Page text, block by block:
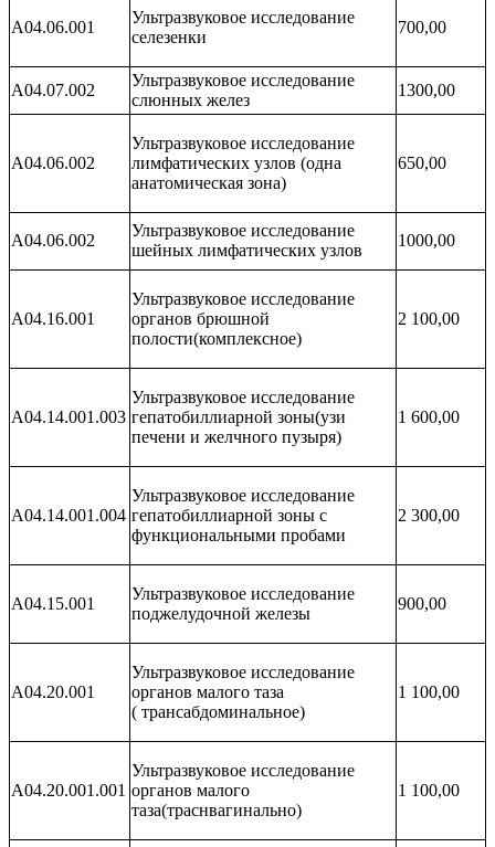
A04.06.001
Ультразвуковое исследование
селезенки
700,00
А04.07.002
Ультразвуковое исследование
слюнных желез
1300,00
A04.06.002
Ультразвуковое исследование
лимфатических узлов (одна
анатомическая зона)
650,00
А04.06.002
Ультразвуковое исследование
шейных лимфатических узлов
1000,00
А04.16.001
Ультразвуковое исследование
органов брюшной
полости(комплексное)
2 100,00
A04.14.001.003
Ультразвуковое исследование
гепатобиллиарной зоны(узи
печени и желчного пузыря)
1 600,00
A04.14.001.004
Ультразвуковое исследование
гепатобиллиарной зоны с
функциональными пробами
2 300,00
A04.15.001
Ультразвуковое исследование
поджелудочной железы
900,00
A04.20.001
Ультразвуковое исследование
органов малого таза
( трансабдоминальное)
1 100,00
A04.20.001.001
Ультразвуковое исследование
органов малого
таза(траснвагинально)
1 100,00